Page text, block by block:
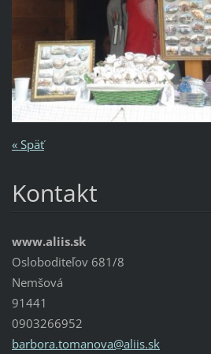
« Späť
Kontakt
www.aliis.sk
Osloboditeľov 681/8
Nemšová
91441
0903266952
barbora.tomanova@aliis.sk